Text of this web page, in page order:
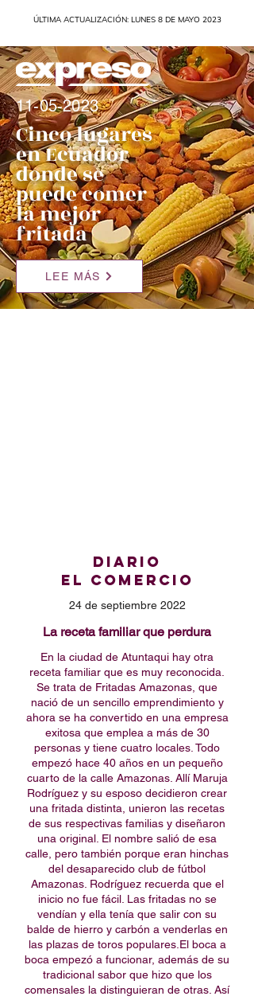
ÚLTIMA ACTUALIZACIÓN: LUNES 8 DE MAYO 2023
11-05-2023
Cinco lugares
en Ecuador
donde se
puede comer
la mejor
fritada
LEE MÁS
DIARIO
El COMERCIO
24 de septiembre 2022
La receta familiar que perdura
En la ciudad de Atuntaqui hay otra
receta familiar que es muy reconocida.
Se trata de Fritadas Amazonas, que
nació de un sencillo emprendimiento y
ahora se ha convertido en una empresa
exitosa que emplea a más de 30
personas y tiene cuatro locales. Todo
empezó hace 40 años en un pequeño
cuarto de la calle Amazonas. Allí Maruja
Rodríguez y su esposo decidieron crear
una fritada distinta, unieron las recetas
de sus respectivas familias y diseñaron
una original. El nombre salió de esa
calle, pero también porque eran hinchas
del desaparecido club de fútbol
Amazonas. Rodríguez recuerda que el
inicio no fue fácil. Las fritadas no se
vendían y ella tenía que salir con su
balde de hierro y carbón a venderlas en
las plazas de toros populares.El boca a
boca empezó a funcionar, además de su
tradicional sabor que hizo que los
comensales la distinguieran de otras. Así